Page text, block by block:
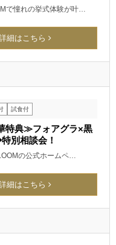
で憧れの挙式体験が叶…
細はこちら
試食付
特典≫フォアグラ×黒
別相談会！
の公式ホームペ…
細はこちら